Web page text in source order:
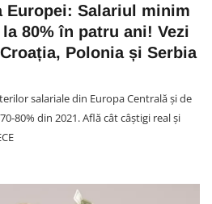
Europei: Salariul minim
80% în patru ani! Vezi
Polonia și Serbia
salariale din Europa Centrală și de
80% din 2021. Află cât câștigi real și